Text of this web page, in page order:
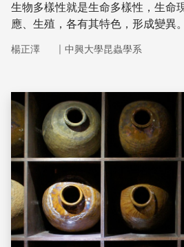
生物多樣性就是生命多樣性，生命
應、生殖，各有其特色，形成變異
類繁多，佔動物種數的75~80％是眾
楊正澤 ｜ 中興大學昆蟲學系